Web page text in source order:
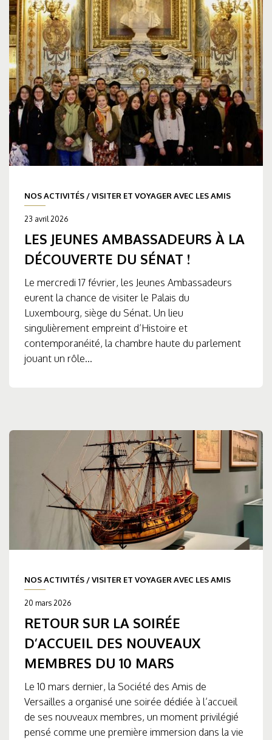
NOS ACTIVITÉS /VISITER ET VOYAGER AVEC LES AMIS
23 avril 2026
LES JEUNES AMBASSADEURS À LA
DÉCOUVERTE DU SÉNAT !
Le mercredi 17 février, les Jeunes Ambassadeurs
eurent la chance de visiter le Palais du
Luxembourg, siège du Sénat. Un lieu
singulièrement empreint d’Histoire et
contemporanéité, la chambre haute du parlement
jouant un rôle...
NOS ACTIVITÉS /VISITER ET VOYAGER AVEC LES AMIS
20 mars 2026
RETOUR SUR LA SOIRÉE
D’ACCUEIL DES NOUVEAUX
MEMBRES DU 10 MARS
Le 10 mars dernier, la Société des Amis de
Versailles a organisé une soirée dédiée à l’accueil
de ses nouveaux membres, un moment privilégié
pensé comme une première immersion dans la vie